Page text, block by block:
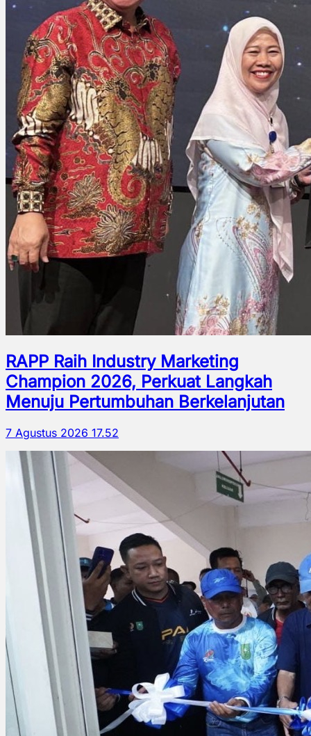
RAPP Raih Industry Marketing
Champion 2026, Perkuat Langkah
Menuju Pertumbuhan Berkelanjutan
7 Agustus 2026 17.52